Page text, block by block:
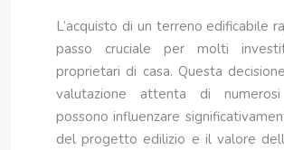
L’acquisto di un terreno edificabile
passo cruciale per molti
proprietari di casa. Questa
valutazione attenta di
possono influenzare
del progetto edilizio e il valore